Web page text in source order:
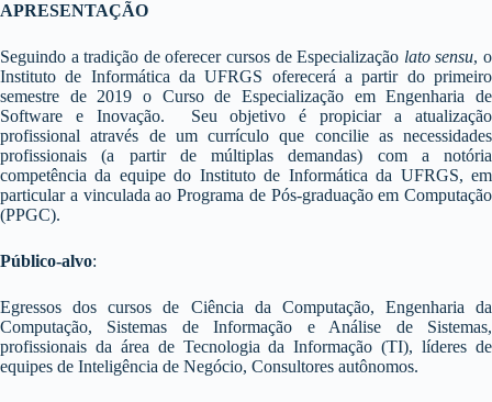
APRESENTAÇÃO
Seguindo a tradição de oferecer cursos de Especialização lato sensu, o
Instituto de Informática da UFRGS oferecerá a partir do primeiro
semestre de 2019 o Curso de Especialização em Engenharia de
Software e Inovação. Seu objetivo é propiciar a atualização
profissional através de um currículo que concilie as necessidades
profissionais (a partir de múltiplas demandas) com a notória
competência da equipe do Instituto de Informática da UFRGS, em
particular a vinculada ao Programa de Pós-graduação em Computação
(PPGC).
Público-alvo:
Egressos dos cursos de Ciência da Computação, Engenharia da
Computação, Sistemas de Informação e Análise de Sistemas,
profissionais da área de Tecnologia da Informação (TI), líderes de
equipes de Inteligência de Negócio, Consultores autônomos.